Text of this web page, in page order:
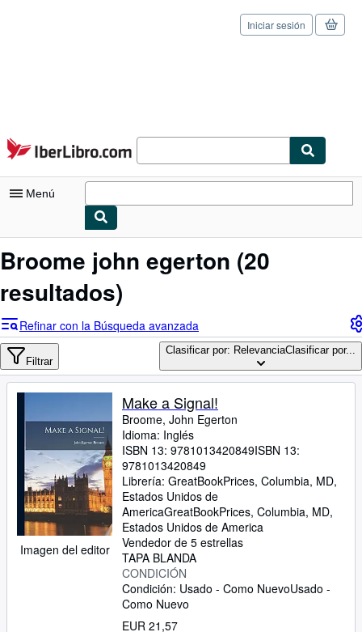
Pasar al contenido principal
IberLibro.com
Iniciar sesión
Menú
Consultar mis pedidos
Búsqueda avanzada
Colecciones
Libros antiguos
Arte y coleccionismo
Vendedores
Comenzar a vender
Ayuda
CERRAR
Broome john egerton (20
resultados)
Refinar con la Búsqueda avanzada
Filtrar
Clasificar por: RelevanciaClasificar por...
Imagen del editor
Make a Signal!
Broome, John Egerton
Idioma: Inglés
ISBN 13: 9781013420849ISBN 13:
9781013420849
Librería: GreatBookPrices, Columbia, MD,
Estados Unidos de
AmericaGreatBookPrices, Columbia, MD,
Estados Unidos de America
Vendedor de 5 estrellas
TAPA BLANDA
CONDICIÓN
Condición: Usado - Como NuevoUsado -
Como Nuevo
EUR 21,57